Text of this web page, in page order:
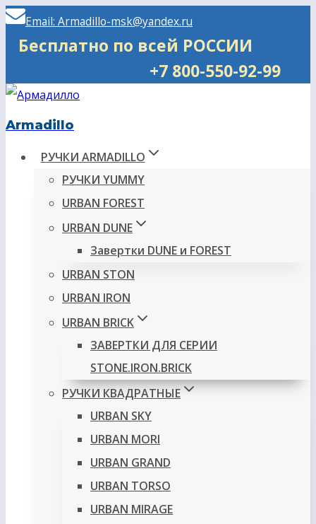
Перейти
Email: Armadillo-msk@yandex.ru
Бесплатно по всей РОССИИ
+7 800-550-92-99
Armadillo
РУЧКИ ARMADILLO
РУЧКИ YUMMY
URBAN FOREST
URBAN DUNE
Завертки DUNE и FOREST
URBAN STON
URBAN IRON
URBAN BRICK
ЗАВЕРТКИ ДЛЯ СЕРИИ
STONE.IRON.BRICK
РУЧКИ КВАДРАТНЫЕ
URBAN SKY
URBAN MORI
URBAN GRAND
URBAN TORSO
URBAN MIRAGE